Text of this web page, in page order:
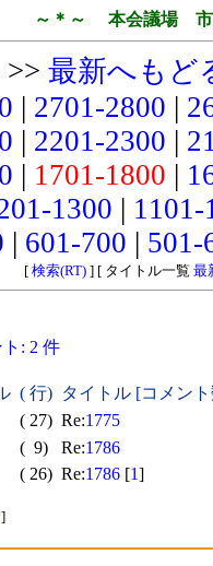
～＊～ 本会議場 市
最新へもど
| 2701-2800 |
| 2201-2300 |
| 1701-1800 |
1300 |
| 601-700 |
[ 検索(RT)] [ タイトル一覧 最
: 2 件
( 行) タイトル [コメン
( 27) Re:1775
( 9) Re:1786
( 26) Re:1786 [1]
]